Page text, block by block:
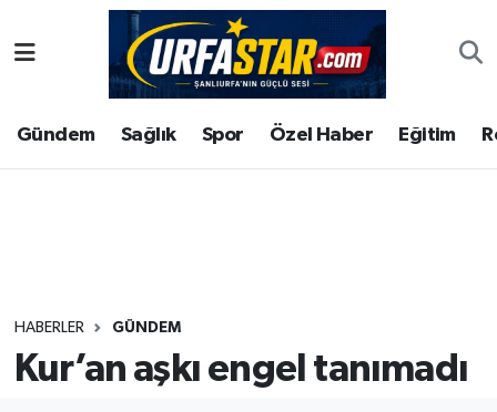
Gündem Sağlık Spor Özel Haber Eğitim
HABERLER GÜNDEM
Kur’an aşkı engel tanımadı
ASAYİS
ÇEVRE
Gündem
Şanlıurfa Nöbetçi Eczaneler
Şanlıurfa Hava Durumu
Tüm Manşetler